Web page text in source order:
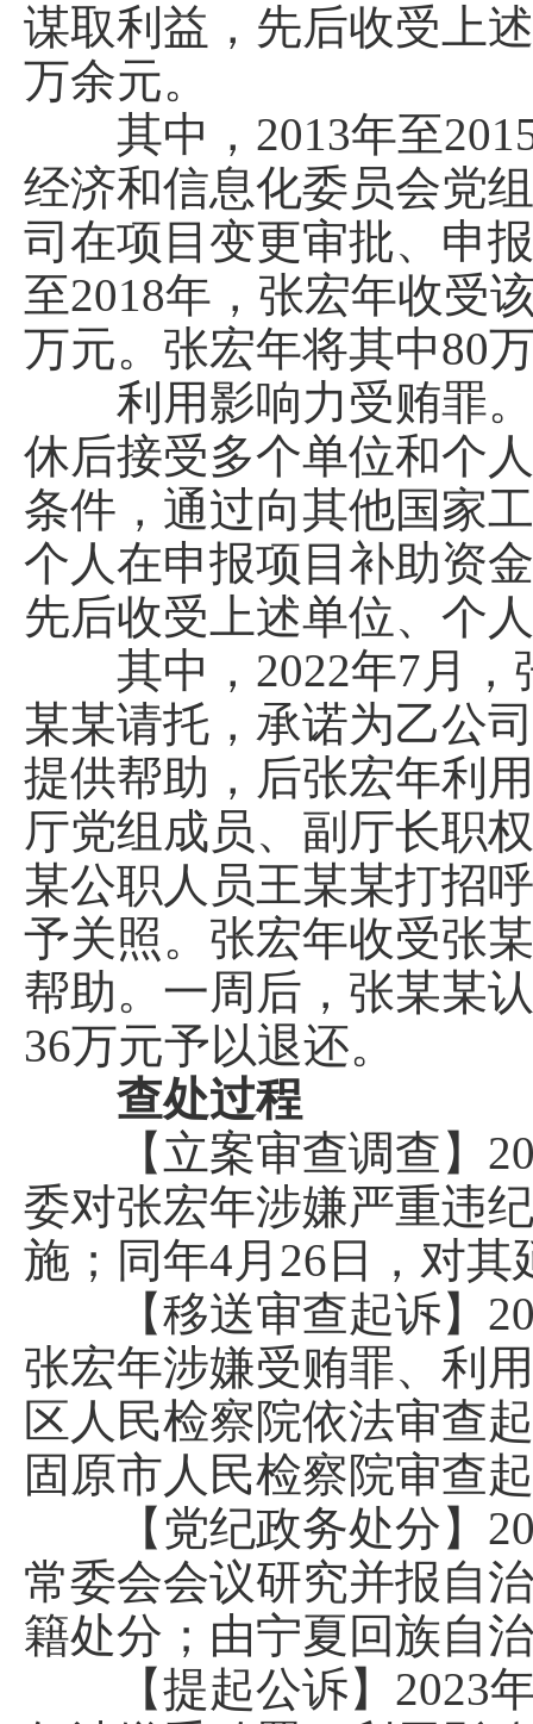
谋取利益，先后收受上
万余元。
其中，2013年至2015
经济和信息化委员会党
司在项目变更审批、申
至2018年，张宏年收受
万元。张宏年将其中80
利用影响力受贿罪。
休后接受多个单位和个
条件，通过向其他国家
个人在申报项目补助资
先后收受上述单位、个
其中，2022年7月，
某某请托，承诺为乙公
提供帮助，后张宏年利
厅党组成员、副厅长职
某公职人员王某某打招
予关照。张宏年收受张
帮助。一周后，张某某
36万元予以退还。
查处过程
【立案审查调查】
委对张宏年涉嫌严重违
施；同年4月26日，对
【移送审查起诉】
张宏年涉嫌受贿罪、利
区人民检察院依法审查
固原市人民检察院审查
【党纪政务处分】
常委会会议研究并报自
籍处分；由宁夏回族自
【提起公诉】2023年